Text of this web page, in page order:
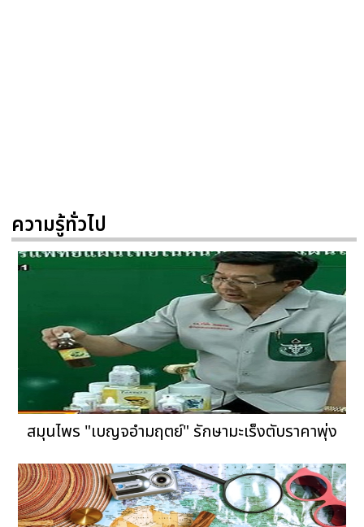
ความรู้ทั่วไป
สมุนไพร "เบญจอำมฤตย์" รักษามะเร็งตับราคาพุ่ง